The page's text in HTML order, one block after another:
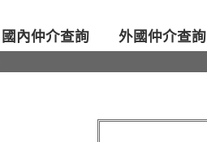
國內仲介查詢 外國仲介查詢